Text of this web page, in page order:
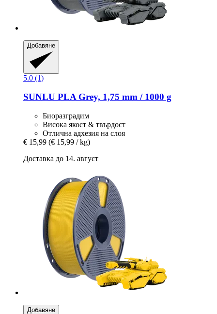
Добавяне
5.0 (1)
SUNLU PLA Grey, 1,75 mm / 1000 g
Биоразградим
Висока якост & твърдост
Отлична адхезия на слоя
€ 15,99 (€ 15,99 / kg)
Доставка до 14. август
Добавяне